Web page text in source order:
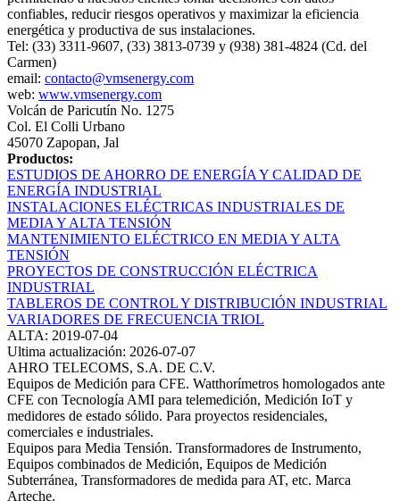
confiables, reducir riesgos operativos y maximizar la eficiencia
energética y productiva de sus instalaciones.
Tel: (33) 3311-9607, (33) 3813-0739 y (938) 381-4824 (Cd. del
Carmen)
email: contacto@vmsenergy.com
web: www.vmsenergy.com
Volcán de Paricutín No. 1275
Col. El Colli Urbano
45070 Zapopan, Jal
Productos:
ESTUDIOS DE AHORRO DE ENERGÍA Y CALIDAD DE
ENERGÍA INDUSTRIAL
INSTALACIONES ELÉCTRICAS INDUSTRIALES DE
MEDIA Y ALTA TENSIÓN
MANTENIMIENTO ELÉCTRICO EN MEDIA Y ALTA
TENSIÓN
PROYECTOS DE CONSTRUCCIÓN ELÉCTRICA
INDUSTRIAL
TABLEROS DE CONTROL Y DISTRIBUCIÓN INDUSTRIAL
VARIADORES DE FRECUENCIA TRIOL
ALTA: 2019-07-04
Ultima actualización: 2026-07-07
AHRO TELECOMS, S.A. DE C.V.
Equipos de Medición para CFE. Watthorímetros homologados ante
CFE con Tecnología AMI para telemedición, Medición IoT y
medidores de estado sólido. Para proyectos residenciales,
comerciales e industriales.
Equipos para Media Tensión. Transformadores de Instrumento,
Equipos combinados de Medición, Equipos de Medición
Subterránea, Transformadores de medida para AT, etc. Marca
Arteche.